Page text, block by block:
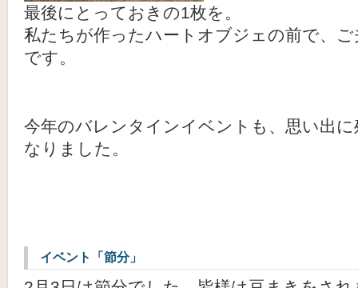
最後にとっておきの1枚を。
私たちが作ったハートオブジェの前で、
です。
今年のバレンタインイベントも、思い出
なりました。
イベント「節分」